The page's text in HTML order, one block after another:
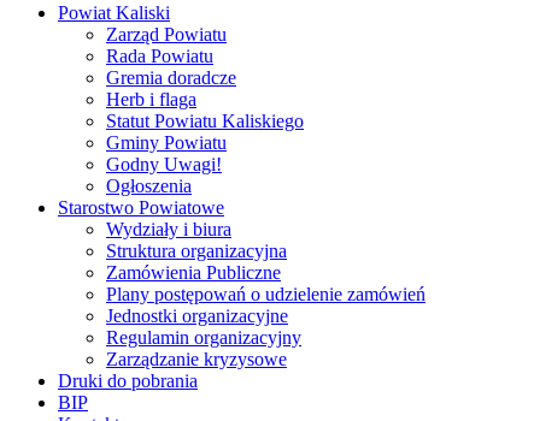
Powiat Kaliski
Zarząd Powiatu
Rada Powiatu
Gremia doradcze
Herb i flaga
Statut Powiatu Kaliskiego
Gminy Powiatu
Godny Uwagi!
Ogłoszenia
Starostwo Powiatowe
Wydziały i biura
Struktura organizacyjna
Zamówienia Publiczne
Plany postępowań o udzielenie zamówień
Jednostki organizacyjne
Regulamin organizacyjny
Zarządzanie kryzysowe
Druki do pobrania
BIP